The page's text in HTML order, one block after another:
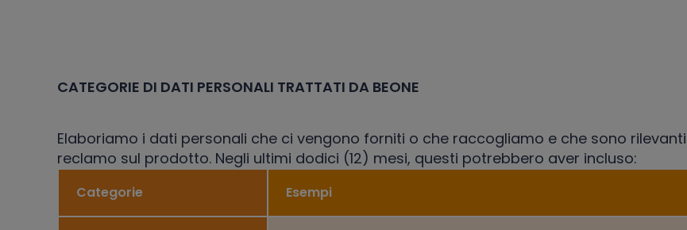
CATEGORIE DI DATI PERSONALI TRATTATI DA BEONE
Elaboriamo i dati personali che ci vengono forniti o che raccogliamo e che sono
reclamo sul prodotto. Negli ultimi dodici (12) mesi, questi potrebbero aver incluso:
Categorie Esempi